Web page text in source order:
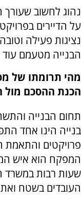
נהוג לחשוב
נציגות פעילה
הבנייה מטעמם
מהי תרומתו של
הכנת ההסכם מול
תחום הבנייה
בנייה הינו אחד
פרויקטים והתאמת
המפקח הוא איש
שעות רבות במשרד
העובדים בשטח